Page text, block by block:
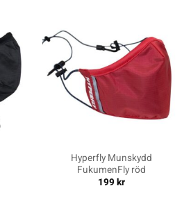
Hyperfly Munskydd
FukumenFly röd
199kr